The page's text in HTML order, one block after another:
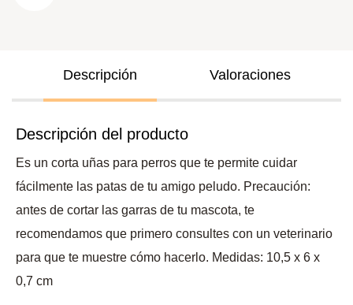
Descripción Valoraciones
Descripción del producto
Es un corta uñas para perros que te permite cuidar
fácilmente las patas de tu amigo peludo. Precaución:
antes de cortar las garras de tu mascota, te
recomendamos que primero consultes con un veterinario
para que te muestre cómo hacerlo. Medidas: 10,5 x 6 x
0,7 cm